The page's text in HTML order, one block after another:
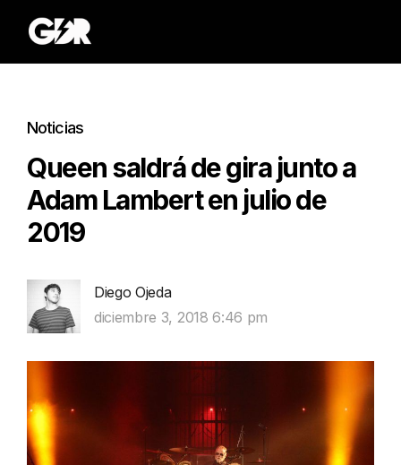
Noticias
Queen saldrá de gira junto a
Adam Lambert en julio de
2019
Diego Ojeda
diciembre 3, 2018 6:46 pm